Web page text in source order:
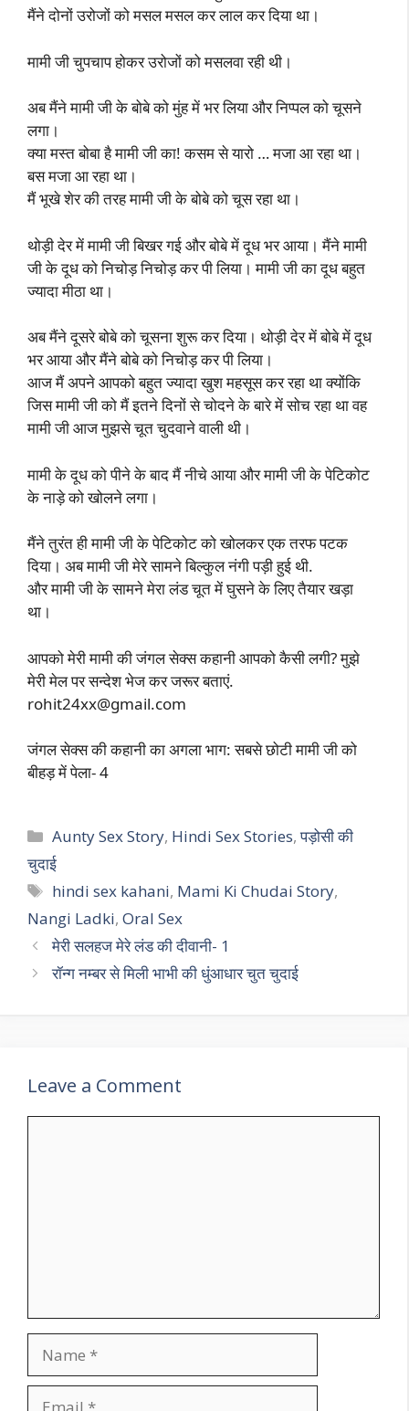
मैंने दोनों उरोजों को मसल मसल कर लाल कर दिया था।
मामी जी चुपचाप होकर उरोजों को मसलवा रही थी।
अब मैंने मामी जी के बोबे को मुंह में भर लिया और निप्पल को चूसने
लगा।
क्या मस्त बोबा है मामी जी का! कसम से यारो … मजा आ रहा था।
बस मजा आ रहा था।
मैं भूखे शेर की तरह मामी जी के बोबे को चूस रहा था।
थोड़ी देर में मामी जी बिखर गई और बोबे में दूध भर आया। मैंने मामी
जी के दूध को निचोड़ निचोड़ कर पी लिया। मामी जी का दूध बहुत
ज्यादा मीठा था।
अब मैंने दूसरे बोबे को चूसना शुरू कर दिया। थोड़ी देर में बोबे में दूध
भर आया और मैंने बोबे को निचोड़ कर पी लिया।
आज मैं अपने आपको बहुत ज्यादा खुश महसूस कर रहा था क्योंकि
जिस मामी जी को मैं इतने दिनों से चोदने के बारे में सोच रहा था वह
मामी जी आज मुझसे चूत चुदवाने वाली थी।
मामी के दूध को पीने के बाद मैं नीचे आया और मामी जी के पेटिकोट
के नाड़े को खोलने लगा।
मैंने तुरंत ही मामी जी के पेटिकोट को खोलकर एक तरफ पटक
दिया। अब मामी जी मेरे सामने बिल्कुल नंगी पड़ी हुई थी.
और मामी जी के सामने मेरा लंड चूत में घुसने के लिए तैयार खड़ा
था।
आपको मेरी मामी की जंगल सेक्स कहानी आपको कैसी लगी? मुझे
मेरी मेल पर सन्देश भेज कर जरूर बताएं.
rohit24xx@gmail.com
जंगल सेक्स की कहानी का अगला भाग: सबसे छोटी मामी जी को
बीहड़ में पेला- 4
Categories
Aunty Sex Story, Hindi Sex Stories,पड़ोसी की
चुदाई
Tags
hindi sex kahani, Mami Ki Chudai Story,
Nangi Ladki, Oral Sex
मेरी सलहज मेरे लंड की दीवानी- 1
रॉन्ग नम्बर से मिली भाभी की धुंआधार चुत चुदाई
Leave a Comment